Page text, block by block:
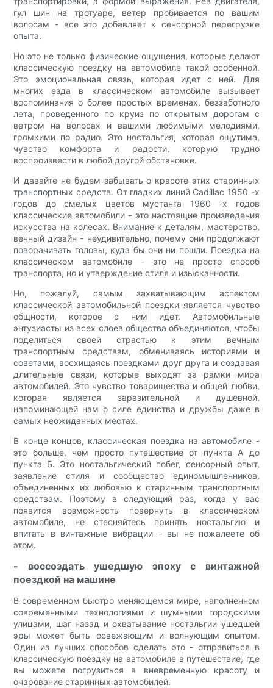
гул шин на тротуаре, ветер пробивается по вашим
волосам - все это добавляет к сенсорной перегрузке
опыта.
Но это не только физические ощущения, которые делают
классическую поездку на автомобиле такой особенной.
Это эмоциональная связь, которая идет с ней. Для
многих езда в классическом автомобиле вызывает
воспоминания о более простых временах, беззаботного
лета, проведенного по круиз по открытым дорогам с
ветром на волосах и вашими любимыми мелодиями,
громкими по радио. Это ностальгия, которая ощутима,
чувство комфорта и радости, которую трудно
воспроизвести в любой другой обстановке.
И давайте не будем забывать о красоте этих старинных
транспортных средств. От гладких линий Cadillac 1950 -х
годов до смелых цветов мустанга 1960 -х годов
классические автомобили - это настоящие произведения
искусства на колесах. Внимание к деталям, мастерство,
вечный дизайн - неудивительно, почему они продолжают
поворачивать головы, куда бы они ни пошли. Поездка на
классическом автомобиле - это не просто способ
транспорта, но и утверждение стиля и изысканности.
Но, пожалуй, самым захватывающим аспектом
классической автомобильной поездки является чувство
общности, которое с ним идет. Автомобильные
энтузиасты из всех слоев общества объединяются, чтобы
поделиться своей страстью к этим вечным
транспортным средствам, обмениваясь историями и
советами, восхищаясь поездками друг друга и создавая
длительные связи, которые выходят за рамки мира
автомобилей. Это чувство товарищества и общей любви,
которая является заразительной и душевной,
напоминающей нам о силе единства и дружбы даже в
самых неожиданных местах.
В конце концов, классическая поездка на автомобиле -
это больше, чем просто путешествие от пункта А до
пункта Б. Это ностальгический побег, сенсорный опыт,
заявление стиля и сообщество единомышленников,
объединенных их любовью к старинным транспортным
средствам. Поэтому в следующий раз, когда у вас
появится возможность повернуть в классическом
автомобиле, не стесняйтесь принять ностальгию и
впитать в винтажные вибрации - вы не пожалеете об
этом.
- воссоздать ушедшую эпоху с винтажной
поездкой на машине
В современном быстро меняющемся мире, наполненном
современными технологиями и шумными городскими
улицами, шаг назад и охватывание ностальгии ушедшей
эры может быть освежающим и волнующим опытом.
Один из лучших способов сделать это - отправиться в
классическую поездку на автомобиле в путешествие, где
вы можете погрузиться в вневременную красоту и
очарование старинных автомобилей.